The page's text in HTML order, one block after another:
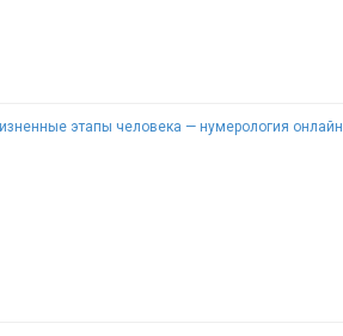
этапы человека — нумерология онлайн